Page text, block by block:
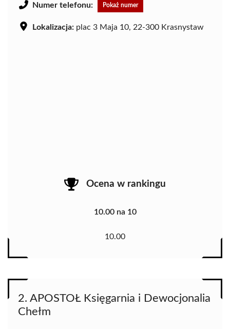
Numer telefonu: Pokaż numer
Lokalizacja: plac 3 Maja 10, 22-300 Krasnystaw
Ocena w rankingu
10.00 na 10
10.00
2. APOSTOŁ Księgarnia i Dewocjonalia
Chełm